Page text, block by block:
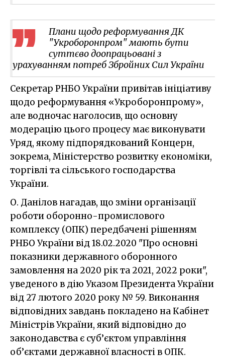
Плани щодо реформування ДК
"Укроборонпром" мають бути
суттєво доопрацьовані з
урахуванням потреб Збройних Сил України
Секретар РНБО України привітав ініціативу
щодо реформування «Укроборонпрому»,
але водночас наголосив, що основну
модерацію цього процесу має виконувати
Уряд, якому підпорядкований Концерн,
зокрема, Міністерство розвитку економіки,
торгівлі та сільського господарства
України.
О. Данілов нагадав, що зміни організації
роботи оборонно-промислового
комплексу (ОПК) передбачені рішенням
РНБО України від 18.02.2020 "Про основні
показники державного оборонного
замовлення на 2020 рік та 2021, 2022 роки",
уведеного в дію Указом Президента України
від 27 лютого 2020 року № 59. Виконання
відповідних завдань покладено на Кабінет
Міністрів України, який відповідно до
законодавства є суб’єктом управління
об’єктами державної власності в ОПК.